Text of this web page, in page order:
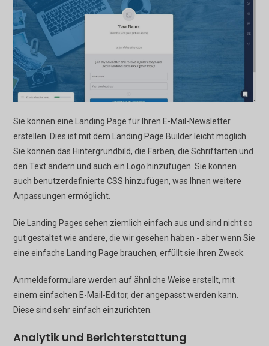
Sie können eine Landing Page für Ihren E-Mail-Newsletter
erstellen. Dies ist mit dem Landing Page Builder leicht möglich.
Sie können das Hintergrundbild, die Farben, die Schriftarten und
den Text ändern und auch ein Logo hinzufügen. Sie können
auch benutzerdefinierte CSS hinzufügen, was Ihnen weitere
Anpassungen ermöglicht.
Die Landing Pages sehen ziemlich einfach aus und sind nicht so
gut gestaltet wie andere, die wir gesehen haben - aber wenn Sie
eine einfache Landing Page brauchen, erfüllt sie ihren Zweck.
Anmeldeformulare werden auf ähnliche Weise erstellt, mit
einem einfachen E-Mail-Editor, der angepasst werden kann.
Diese sind sehr einfach einzurichten.
Analytik und Berichterstattung